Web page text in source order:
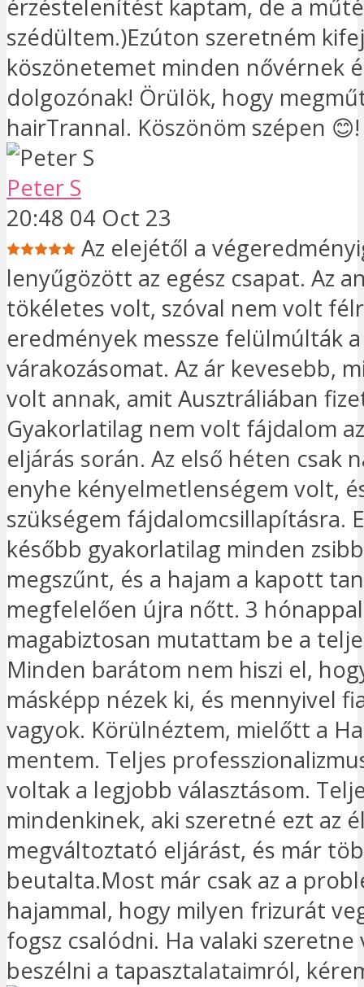
érzéstelenítést kaptam, de a
szédültem.)Ezúton szeretném
köszönetemet minden nővérnek
dolgozónak! Örülök, hogy
hairTrannal. Köszönöm szépen
Peter S
20:48 04 Oct 23
Az elejétől a
lenyűgözött az egész csapat. Az
tökéletes volt, szóval nem volt
eredmények messze felülmúlták a
várakozásomat. Az ár kevesebb,
volt annak, amit Ausztráliában
Gyakorlatilag nem volt fájdalom
eljárás során. Az első héten csak
enyhe kényelmetlenségem volt,
szükségem fájdalomcsillapításra.
később gyakorlatilag minden
megszűnt, és a hajam a kapott
megfelelően újra nőtt. 3
magabiztosan mutattam be a
Minden barátom nem hiszi el,
másképp nézek ki, és mennyivel
vagyok. Körülnéztem, mielőtt a
mentem. Teljes
voltak a legjobb választásom.
mindenkinek, aki szeretné ezt az
megváltoztató eljárást, és már
beutalta.Most már csak az a
hajammal, hogy milyen frizurát
fogsz csalódni. Ha valaki szeretne
beszélni a tapasztalataimról,